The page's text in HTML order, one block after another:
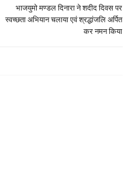
भाजयुमो मण्डल दिनारा ने शदीद दिवस पर
स्वच्छता अभियान चलाया एवं श्रद्धांजलि अर्पित
कर नमन किया